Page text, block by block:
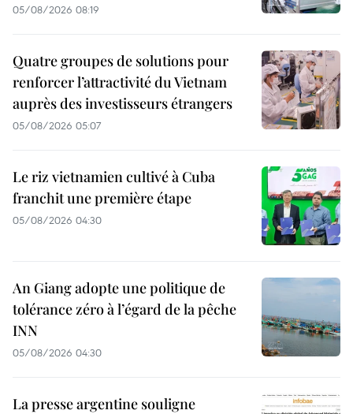
05/08/2026 08:19
Quatre groupes de solutions pour
renforcer l’attractivité du Vietnam
auprès des investisseurs étrangers
05/08/2026 05:07
Le riz vietnamien cultivé à Cuba
franchit une première étape
05/08/2026 04:30
An Giang adopte une politique de
tolérance zéro à l’égard de la pêche
INN
05/08/2026 04:30
La presse argentine souligne